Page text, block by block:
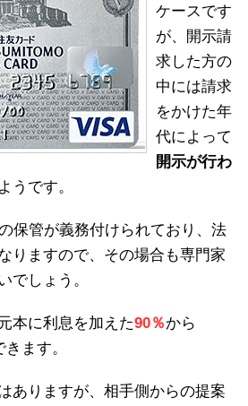
ケースです
が、開示請
求した方の
中には請求
をかけた年
代によって
開示が行わ
うです。
保管が義務付けられており、法
りますので、その場合も専門家
でしょう。
本に利息を加えた90％から
ます。
ありますが、相手側からの提案